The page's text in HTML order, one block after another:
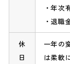
年次
退職
休
日
一年の
は柔軟